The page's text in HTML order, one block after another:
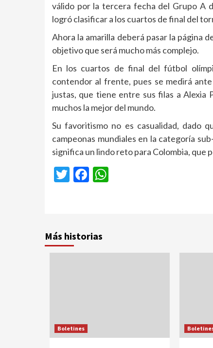
válido por la tercera fecha del Grupo A
logró clasificar a los cuartos de final del
Ahora la amarilla deberá pasar la página
objetivo que será mucho más complejo.
En los cuartos de final del fútbol
contendor al frente, pues se medirá
justas, que tiene entre sus filas a Alexia
muchos la mejor del mundo.
Su favoritismo no es casualidad, dado
campeonas mundiales en la categoría
significa un lindo reto para Colombia, que
TwitterFacebook
Más historias
Boletines